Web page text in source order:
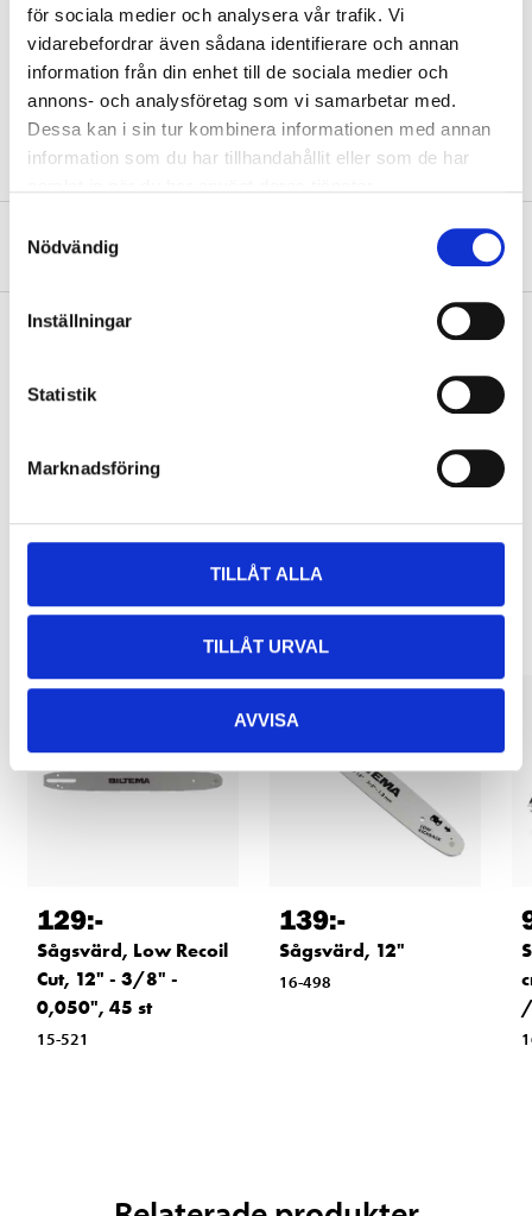
för sociala medier och analysera vår trafik. Vi
vidarebefordrar även sådana identifierare och annan
information från din enhet till de sociala medier och
annons- och analysföretag som vi samarbetar med.
Dessa kan i sin tur kombinera informationen med annan
information som du har tillhandahållit eller som de har
Nödvändig
Inställningar
Statistik
Marknadsföring
TILLÅT ALLA
TILLÅT URVAL
AVVISA
Material Legerat stål (62Si2MnA)
(länkar)
Om tillverkaren
Andra kunder köpte också
129:-
Sågsvärd, Low Recoil
Cut, 12" - 3/8" -
0,050", 45 st
15-521
139:-
Sågsvärd, 12"
16-498
/